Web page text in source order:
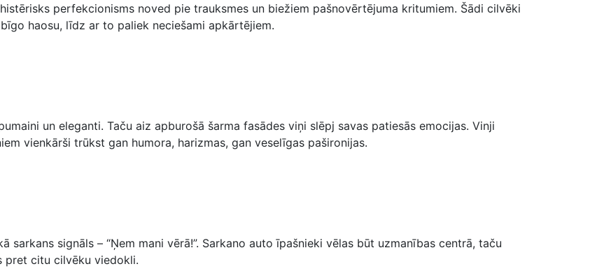
perfekcionisms noved pie trauksmes un biežiem pašnovērtējuma kritumiem. Šādi cilvēki
haosu, līdz ar to paliek neciešami apkārtējiem.
un eleganti. Taču aiz apburošā šarma fasādes viņi slēpj savas patiesās emocijas. Vinji
vienkārši trūkst gan humora, harizmas, gan veselīgas pašironijas.
signāls – “Ņem mani vērā!”. Sarkano auto īpašnieki vēlas būt uzmanības centrā, taču
pret citu cilvēku viedokli.